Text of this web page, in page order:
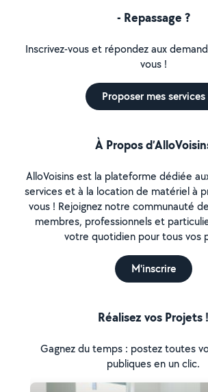
- Repassage ?
Inscrivez-vous et répondez aux
vous !
Proposer mes services
À Propos
AlloVoisins est la plateforme dédiée
services et à la location de matériel à
vous ! Rejoignez notre communauté
membres, professionnels et
votre quotidien pour tous vos
M'inscrire
Réalisez vos Projets !
Gagnez du temps : postez toutes
publiques en un clic.